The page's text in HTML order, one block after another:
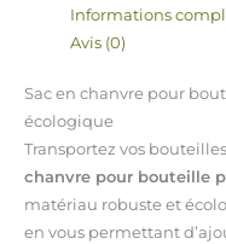
Informations
Avis (0)
Sac en chanvre pour
écologique
Transportez vos
chanvre pour bouteille
matériau robuste et
en vous permettant